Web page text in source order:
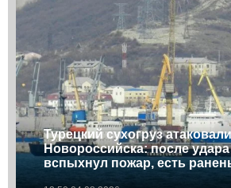
Турецкий сухогруз
Новороссийска: после
вспыхнул пожар, есть